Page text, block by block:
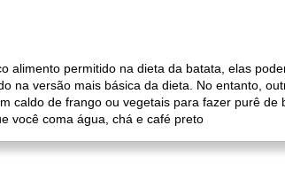
alimento permitido na dieta da batata, elas
na versão mais básica da dieta. No entanto,
caldo de frango ou vegetais para fazer purê de
você coma água, chá e café preto